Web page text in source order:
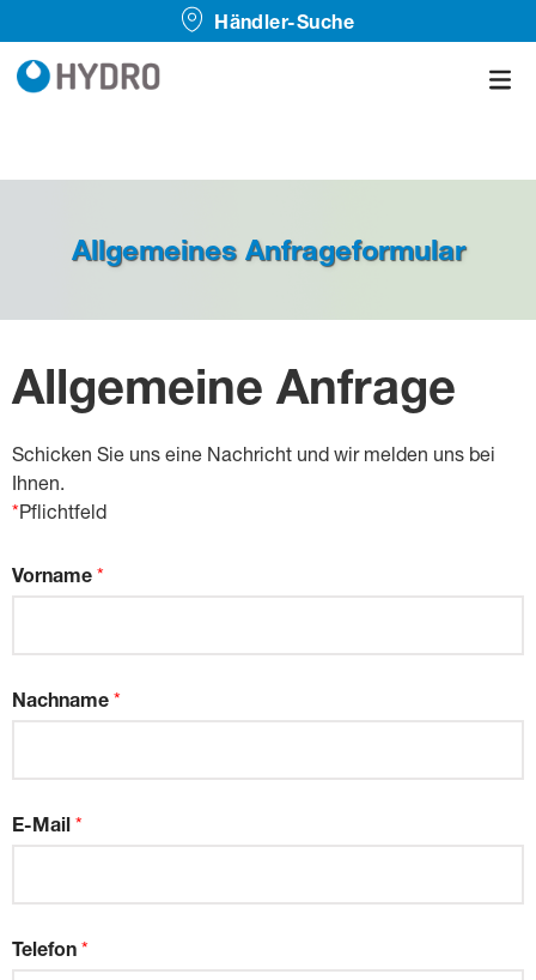
Händler-Suche
Allgemeines Anfrageformular
Allgemeine Anfrage
Schicken Sie uns eine Nachricht und wir melden uns bei
Ihnen.
*Pflichtfeld
Vorname *
Nachname *
E-Mail *
Telefon *